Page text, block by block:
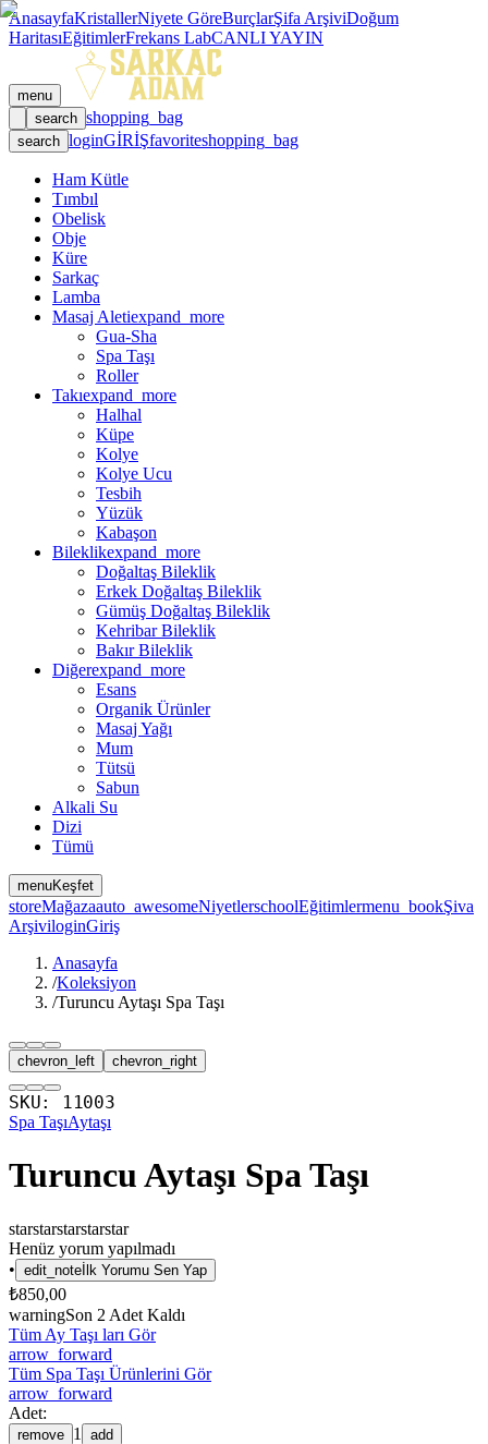
AnasayfaKristallerNiyete GöreBurçlarŞifa ArşiviDoğum
HaritasıEğitimlerFrekans LabCANLI YAYIN
menu
search shopping_bag
search loginGİRİŞfavoriteshopping_bag
Ham Kütle
Tımbıl
Obelisk
Obje
Küre
Sarkaç
Lamba
Masaj Aletiexpand_more
Gua-Sha
Spa Taşı
Roller
Takıexpand_more
Halhal
Küpe
Kolye
Kolye Ucu
Tesbih
Yüzük
Kabaşon
Bileklikexpand_more
Doğaltaş Bileklik
Erkek Doğaltaş Bileklik
Gümüş Doğaltaş Bileklik
Kehribar Bileklik
Bakır Bileklik
Diğerexpand_more
Esans
Organik Ürünler
Masaj Yağı
Mum
Tütsü
Sabun
Alkali Su
Dizi
Tümü
menuKeşfet
storeMağazaauto_awesomeNiyetlerschoolEğitimlermenu_bookŞiva
ArşiviloginGiriş
Anasayfa
/Koleksiyon
/Turuncu Aytaşı Spa Taşı
chevron_left chevron_right
SKU: 11003
Spa TaşıAytaşı
Turuncu Aytaşı Spa Taşı
starstarstarstarstar
Henüz yorum yapılmadı
• edit_note İlk Yorumu Sen Yap
₺850,00
warningSon 2 Adet Kaldı
Tüm Ay Taşı ları Gör
arrow_forward
Tüm Spa Taşı Ürünlerini Gör
arrow_forward
Adet:
remove 1
add